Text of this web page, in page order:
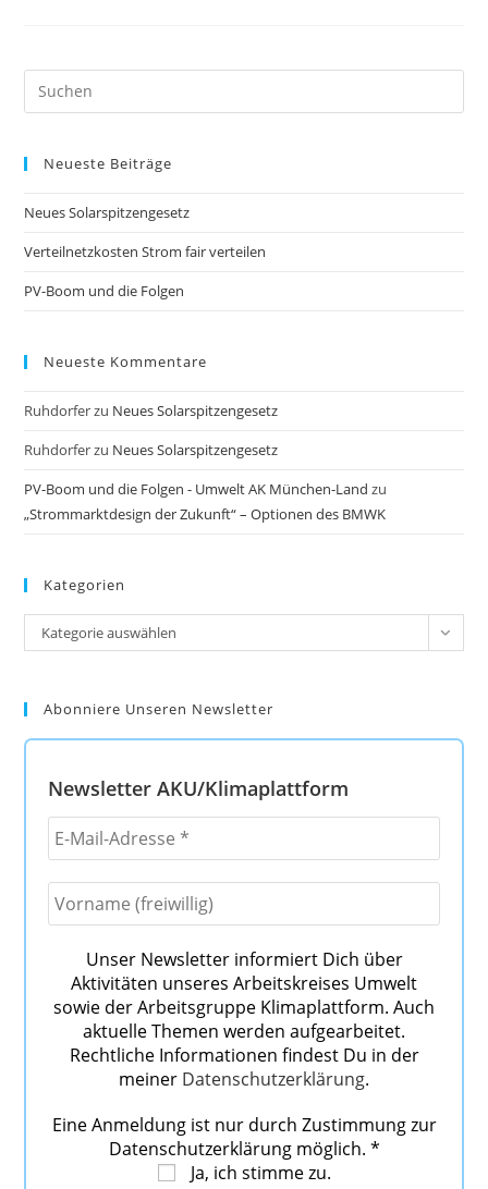
Neueste Beiträge
Neues Solarspitzengesetz
Verteilnetzkosten Strom fair verteilen
PV-Boom und die Folgen
Neueste Kommentare
Ruhdorferzu Neues Solarspitzengesetz
Ruhdorferzu Neues Solarspitzengesetz
PV-Boom und die Folgen - Umwelt AK München-Land zu
„Strommarktdesign der Zukunft“ – Optionen des BMWK
Kategorien
Kategorien
Kategorie auswählen
Abonniere Unseren Newsletter
Newsletter AKU/Klimaplattform
Unser Newsletter informiert Dich über
Aktivitäten unseres Arbeitskreises Umwelt
sowie der Arbeitsgruppe Klimaplattform. Auch
aktuelle Themen werden aufgearbeitet.
Rechtliche Informationen findest Du in der
meiner Datenschutzerklärung.
Eine Anmeldung ist nur durch Zustimmung zur
Datenschutzerklärung möglich. *
Ja, ich stimme zu.